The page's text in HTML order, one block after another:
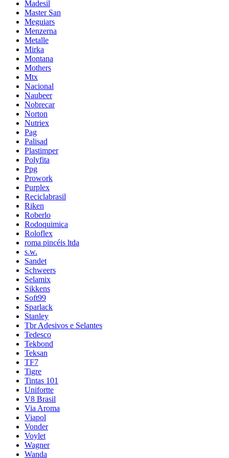
Madesil
Master San
Meguiars
Menzerna
Metalle
Mirka
Montana
Mothers
Mtx
Nacional
Naubeer
Nobrecar
Norton
Nutriex
Pag
Palisad
Plastimper
Polyfita
Ppg
Prowork
Purplex
Reciclabrasil
Riken
Roberlo
Rodoquimica
Roloflex
roma pincéis ltda
s.w.
Sandet
Schweers
Selamix
Sikkens
Soft99
Sparlack
Stanley
Tbr Adesivos e Selantes
Tedesco
Tekbond
Teksan
TF7
Tigre
Tintas 101
Unifortte
V8 Brasil
Via Aroma
Viapol
Vonder
Voylet
Wagner
Wanda